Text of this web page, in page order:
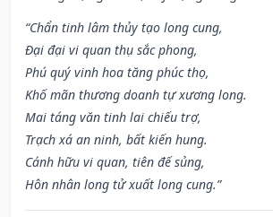
“Chẩn tinh lâm thủy tạo long cung,
Đại đại vi quan thụ sắc phong,
Phú quý vinh hoa tăng phúc thọ,
Khố mãn thương doanh tự xương long.
Mai táng văn tinh lai chiếu trợ,
Trạch xá an ninh, bất kiến hung.
Cánh hữu vi quan, tiên đế sủng,
Hôn nhân long tử xuất long cung.”